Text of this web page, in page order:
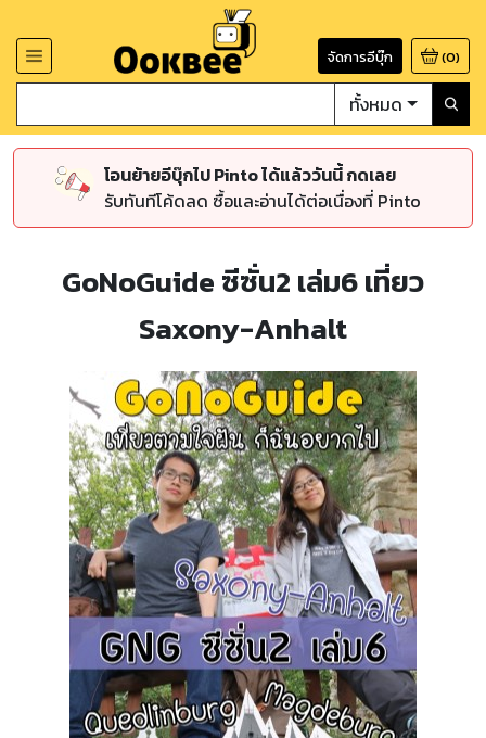
จัดการอีบุ๊ก (0)
ทั้งหมด
โอนย้ายอีบุ๊กไป Pinto ได้แล้ววันนี้ กดเลย
รับทันทีโค้ดลด ซื้อและอ่านได้ต่อเนื่องที่ Pinto
GoNoGuide ซีซั่น2 เล่ม6 เที่ยว
Saxony-Anhalt